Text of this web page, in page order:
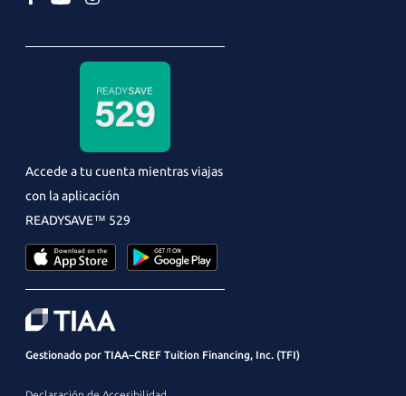
Accede a tu cuenta mientras viajas
con la aplicación
READYSAVE™ 529
Gestionado por TIAA–CREF Tuition Financing, Inc. (TFI)